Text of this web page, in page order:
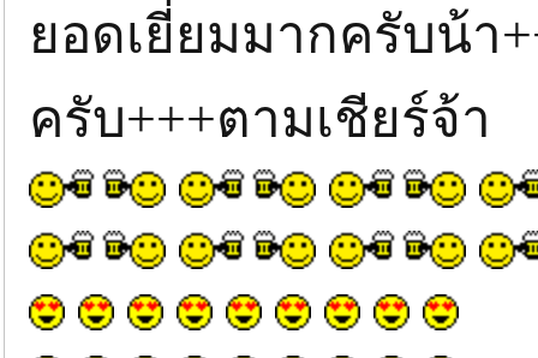
ยอดเยี่ยมมากครับน้า
ครับ+++ตามเชียร์จ้า